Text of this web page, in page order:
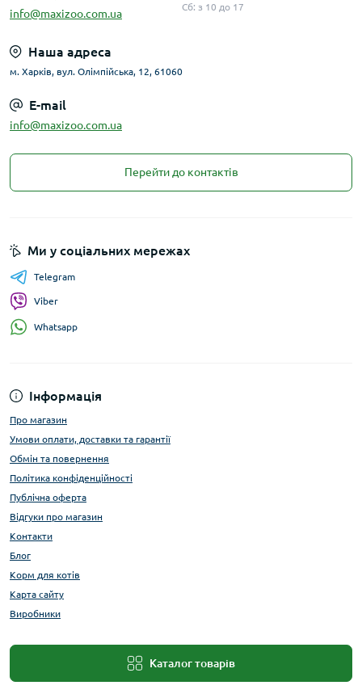
info@maxizoo.com.ua
Сб: з 10 до 17
Наша адреса
м. Харків, вул. Олімпійська, 12, 61060
E-mail
info@maxizoo.com.ua
Перейти до контактів
Інформація
Про магазин
Умови оплати, доставки та гарантії
Обмін та повернення
Політика конфіденційності
Публічна оферта
Відгуки про магазин
Контакти
Блог
Корм для котів
Карта сайту
Виробники
Каталог товарів
Ми у соціальних мережах
Telegram
Viber
Whatsapp